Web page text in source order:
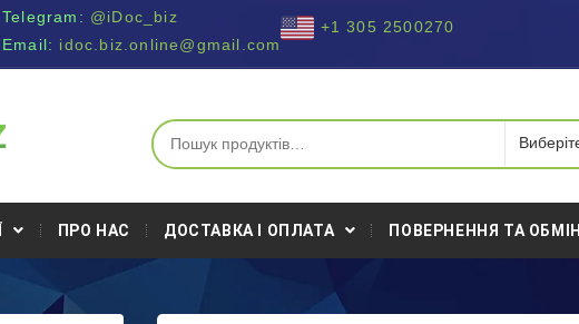
Telegram: @iDoc_biz
Email: idoc.biz.online@gmail.com
+1 305 2500270
ПРО НАС ДОСТАВКА І ОПЛАТА ПОВЕРНЕННЯ ТА ОБМІН